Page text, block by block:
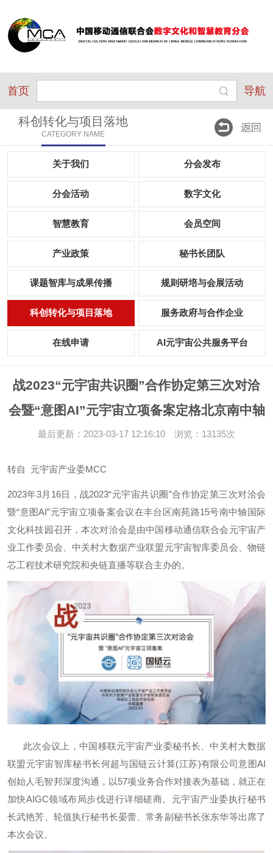
首页 导航
科创转化与项目落地
CATEGORY NAME
关于我们 分会发布
分会活动 数字文化
智慧教育 会员空间
产业政策 秘书长团队
课题智库与成果传播 规则研培与会展活动
科创转化与项目落地 服务政府与合作企业
在线申请 AI元宇宙公共服务平台
战2023“元宇宙共识圈”合作协定第三次对洽
会暨“意图AI”元宇宙立项备案定格北京南中轴
最后更新：2023-03-17 12:16:10 浏览：13135次
转自 元宇宙产业委MCC
2023年3月16日，战2023“元宇宙共识圈”合作协定第三次对洽会
暨“意图AI”元宇宙立项备案会议在丰台区南苑路15号南中轴国际
文化科技园召开，本次对洽会是由中国移动通信联合会元宇宙产
业工作委员会、中关村大数据产业联盟元宇宙智库委员会、物链
芯工程技术研究院和央链直播等联合主办的。
此次会议上，中国移联元宇宙产业委秘书长、中关村大数据
联盟元宇宙智库秘书长何超与国链云计算(江苏)有限公司意图AI
创始人毛智邦深度沟通，以57项业务合作对接表为基础，就正在
加快AIGC领域布局步伐进行详细磋商。元宇宙产业委执行秘书
长武艳芳、轮值执行秘书长晏蕾、常务副秘书长张东华等出席了
本次会议。